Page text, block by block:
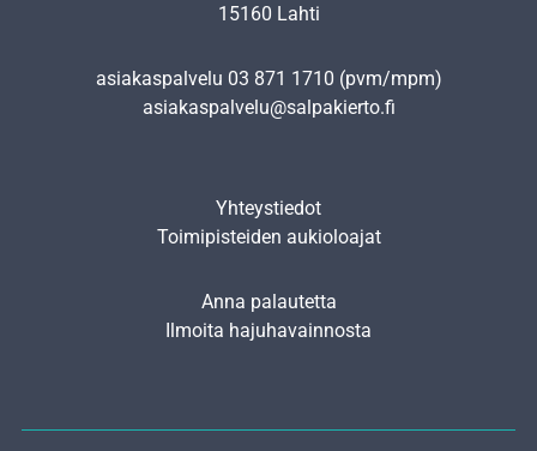
15160 Lahti
asiakaspalvelu 03 871 1710 (pvm/mpm)
asiakaspalvelu@salpakierto.fi
Yhteystiedot
Toimipisteiden aukioloajat
Anna palautetta
Ilmoita hajuhavainnosta